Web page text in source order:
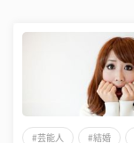
#芸能人 #結婚